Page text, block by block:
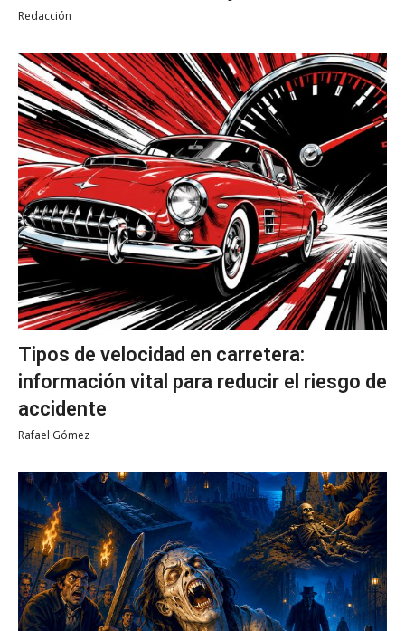
Redacción
Tipos de velocidad en carretera:
información vital para reducir el riesgo de
accidente
Rafael Gómez